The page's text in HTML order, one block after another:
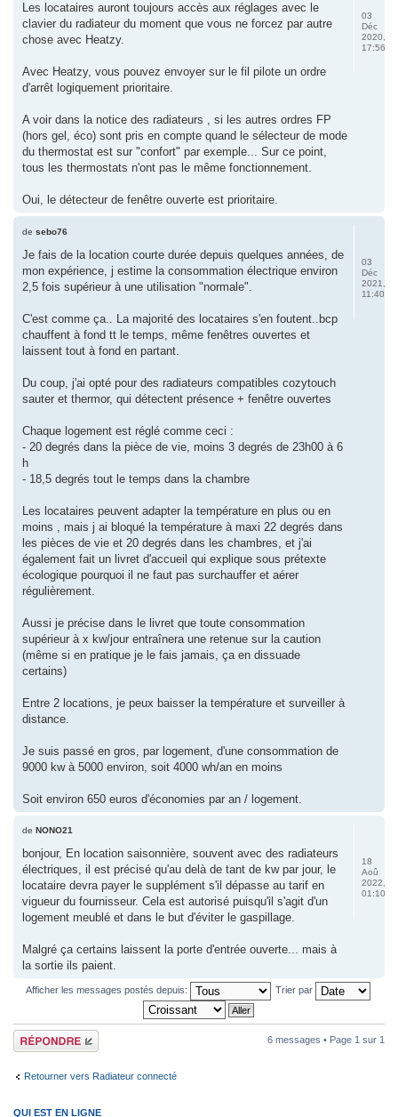
Les locataires auront toujours accès aux réglages avec le
clavier du radiateur du moment que vous ne forcez par autre
chose avec Heatzy.
Avec Heatzy, vous pouvez envoyer sur le fil pilote un ordre
d'arrêt logiquement prioritaire.
A voir dans la notice des radiateurs , si les autres ordres FP
(hors gel, éco) sont pris en compte quand le sélecteur de mode
du thermostat est sur "confort" par exemple... Sur ce point,
tous les thermostats n'ont pas le même fonctionnement.
Oui, le détecteur de fenêtre ouverte est prioritaire.
03
Déc
2020,
17:56
de sebo76
Je fais de la location courte durée depuis quelques années, de
mon expérience, j estime la consommation électrique environ
2,5 fois supérieur à une utilisation "normale".
C'est comme ça.. La majorité des locataires s'en foutent..bcp
chauffent à fond tt le temps, même fenêtres ouvertes et
laissent tout à fond en partant.
Du coup, j'ai opté pour des radiateurs compatibles cozytouch
sauter et thermor, qui détectent présence + fenêtre ouvertes
Chaque logement est réglé comme ceci :
- 20 degrés dans la pièce de vie, moins 3 degrés de 23h00 à 6
h
- 18,5 degrés tout le temps dans la chambre
Les locataires peuvent adapter la température en plus ou en
moins , mais j ai bloqué la température à maxi 22 degrés dans
les pièces de vie et 20 degrés dans les chambres, et j'ai
également fait un livret d'accueil qui explique sous prétexte
écologique pourquoi il ne faut pas surchauffer et aérer
régulièrement.
Aussi je précise dans le livret que toute consommation
supérieur à x kw/jour entraînera une retenue sur la caution
(même si en pratique je le fais jamais, ça en dissuade
certains)
Entre 2 locations, je peux baisser la température et surveiller à
distance.
Je suis passé en gros, par logement, d'une consommation de
9000 kw à 5000 environ, soit 4000 wh/an en moins
Soit environ 650 euros d'économies par an / logement.
03
Déc
2021,
11:40
de NONO21
bonjour, En location saisonnière, souvent avec des radiateurs
électriques, il est précisé qu'au delà de tant de kw par jour, le
locataire devra payer le supplément s'il dépasse au tarif en
vigueur du fournisseur. Cela est autorisé puisqu'il s'agit d'un
logement meublé et dans le but d'éviter le gaspillage.
Malgré ça certains laissent la porte d'entrée ouverte... mais à
la sortie ils paient.
18
Aoû
2022,
01:10
Afficher les messages postés depuis: Trier par
Répondre 6 messages • Page 1 sur 1
Retourner vers Radiateur connecté
QUI EST EN LIGNE